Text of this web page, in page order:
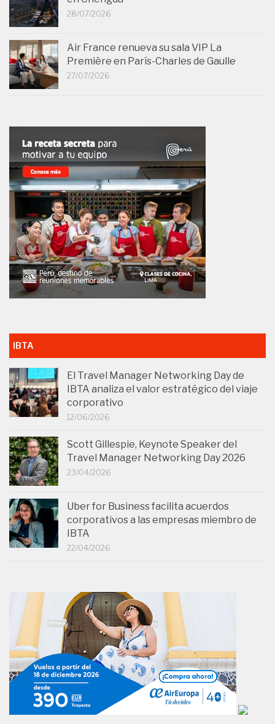
28/07/2026
Air France renueva su sala VIP La
Première en París-Charles de Gaulle
27/07/2026
IBTA
El Travel Manager Networking Day de
IBTA analiza el valor estratégico del viaje
corporativo
12/06/2026
Scott Gillespie, Keynote Speaker del
Travel Manager Networking Day 2026
23/04/2026
Uber for Business facilita acuerdos
corporativos a las empresas miembro de
IBTA
22/04/2026